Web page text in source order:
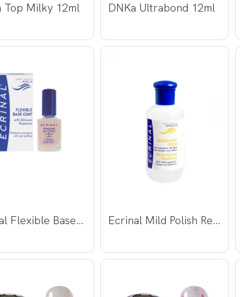
Top Milky 12ml DNKa Ultrabond 12ml
Ecrinal Flexible Base Coat 10ml Ecrinal Mild Polish Remover 125ml